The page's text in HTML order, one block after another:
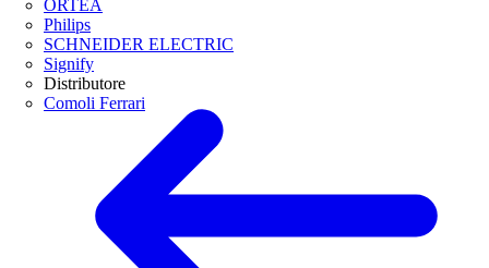
ORTEA
Philips
SCHNEIDER ELECTRIC
Signify
Distributore
Comoli Ferrari